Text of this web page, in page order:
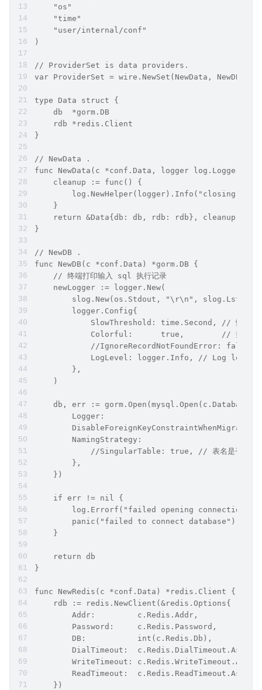
    "os"
    "time"
    "user/internal/conf"
)
// ProviderSet is data providers.
var ProviderSet = wire.NewSet(NewData, NewDB,
type Data struct {
    db  *gorm.DB
    rdb *redis.Client
}
// NewData .
func NewData(c *conf.Data, logger
    cleanup := func() {
log.NewHelper(logger).Info("closing the
    }
    return &Data{db: db, rdb: rdb}, cleanup, nil
}
// NewDB .
func NewDB(c *conf.Data) *gorm.DB {
    // 终端打印输入 sql 执行记录
    newLogger := logger.New(
slog.New(os.Stdout, "\r\n",
        logger.Config{
SlowThreshold: time.Second, // 慢查询
Colorful:      true,        // 禁用彩
            //IgnoreRecordNotFoundError: false,
            LogLevel: logger.Info, // Log lever
        },
    )
db, err :=
Logger:
NamingStrategy:
            //SingularTable: true, // 表名是否加 s
        },
    })
    if err != nil {
log.Errorf("failed opening connection
        panic("failed to connect database")
    }
    return db
}
func NewRedis(c *conf.Data) *redis.Client {
    rdb := redis.NewClient(&redis.Options{
        Addr:         c.Redis.Addr,
        Password:     c.Redis.Password,
        DB:           int(c.Redis.Db),
DialTimeout:
WriteTimeout:
ReadTimeout:
    })